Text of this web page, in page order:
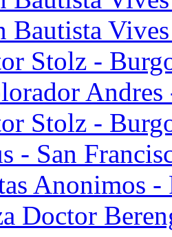
Bautista
Stolz -
Andres
Stolz -
- San
Anonimos
Doctor